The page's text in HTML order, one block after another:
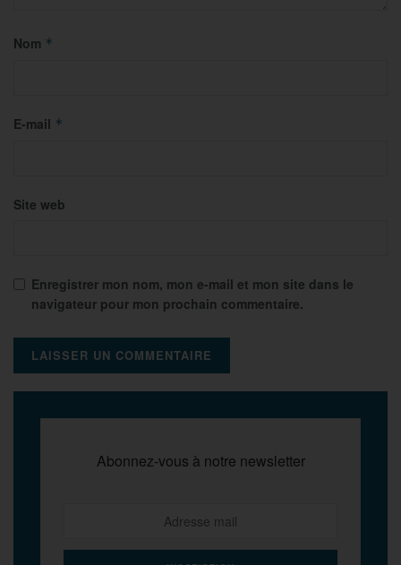
Nom *
E-mail *
Site web
Enregistrer mon nom, mon e-mail et mon site dans le
navigateur pour mon prochain commentaire.
Abonnez-vous à notre newsletter